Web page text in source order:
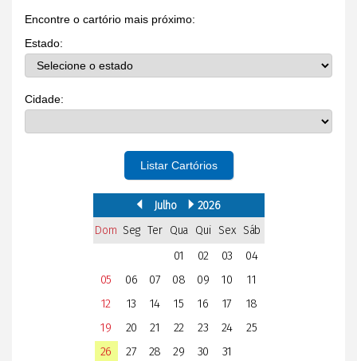
Encontre o cartório mais próximo:
Estado:
Cidade:
Listar Cartórios